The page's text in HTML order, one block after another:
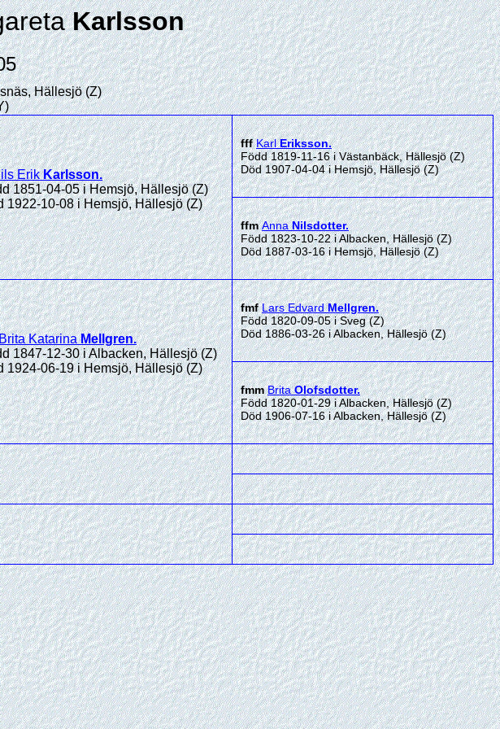
Karlsson
Hällesjö (Z)
Erik Karlsson.
1851-04-05 i Hemsjö, Hällesjö (Z)
1922-10-08 i Hemsjö, Hällesjö (Z)
fffKarl Eriksson.
Född 1819-11-16 i Västanbäck, Hällesjö (Z)
Död 1907-04-04 i Hemsjö, Hällesjö (Z)
ffmAnna Nilsdotter.
Född 1823-10-22 i Albacken, Hällesjö (Z)
Död 1887-03-16 i Hemsjö, Hällesjö (Z)
Katarina Mellgren.
1847-12-30 i Albacken, Hällesjö (Z)
1924-06-19 i Hemsjö, Hällesjö (Z)
fmfLars Edvard Mellgren.
Född 1820-09-05 i Sveg (Z)
Död 1886-03-26 i Albacken, Hällesjö (Z)
fmmBrita Olofsdotter.
Född 1820-01-29 i Albacken, Hällesjö (Z)
Död 1906-07-16 i Albacken, Hällesjö (Z)